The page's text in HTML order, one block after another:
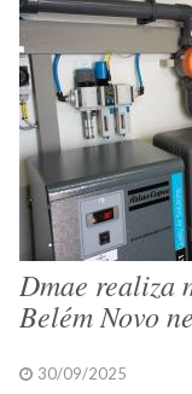
Dmae realiza
Belém Novo
30/09/2025